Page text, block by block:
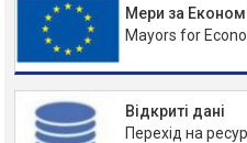
Мери за
Mayors for
Відкриті дані
Перехід на